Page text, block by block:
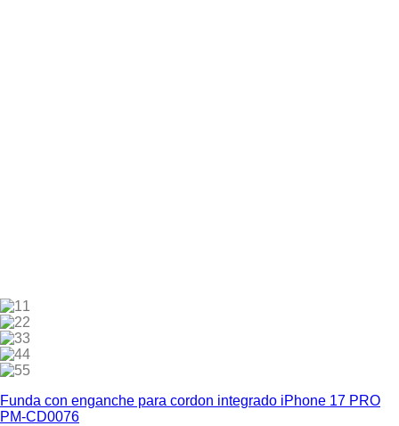
1
2
3
4
5
Funda con enganche para cordon integrado iPhone 17 PRO
PM-CD0076